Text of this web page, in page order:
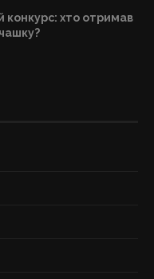
конкурс: хто отримав